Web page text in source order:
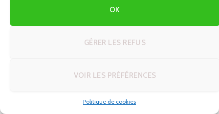
OK
GÉRER LES REFUS
VOIR LES PRÉFÉRENCES
Politique de cookies
complet pour réussir votre road trip